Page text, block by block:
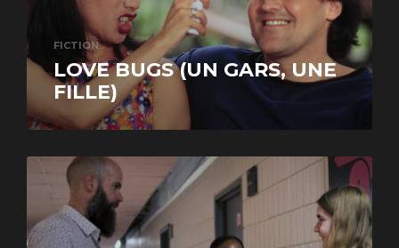
FICTION
LOVE BUGS (UN GARS, UNE
FILLE)